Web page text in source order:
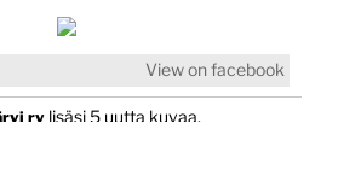
View on facebook
ry lisäsi 5 uutta kuvaa.